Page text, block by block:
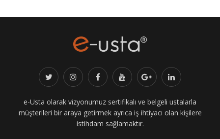
e-Usta olarak vizyonumuz sertifikalı ve belgeli ustalarla
müşterileri bir araya getirmek ayrıca iş ihtiyacı olan kişilere
istihdam sağlamaktır.